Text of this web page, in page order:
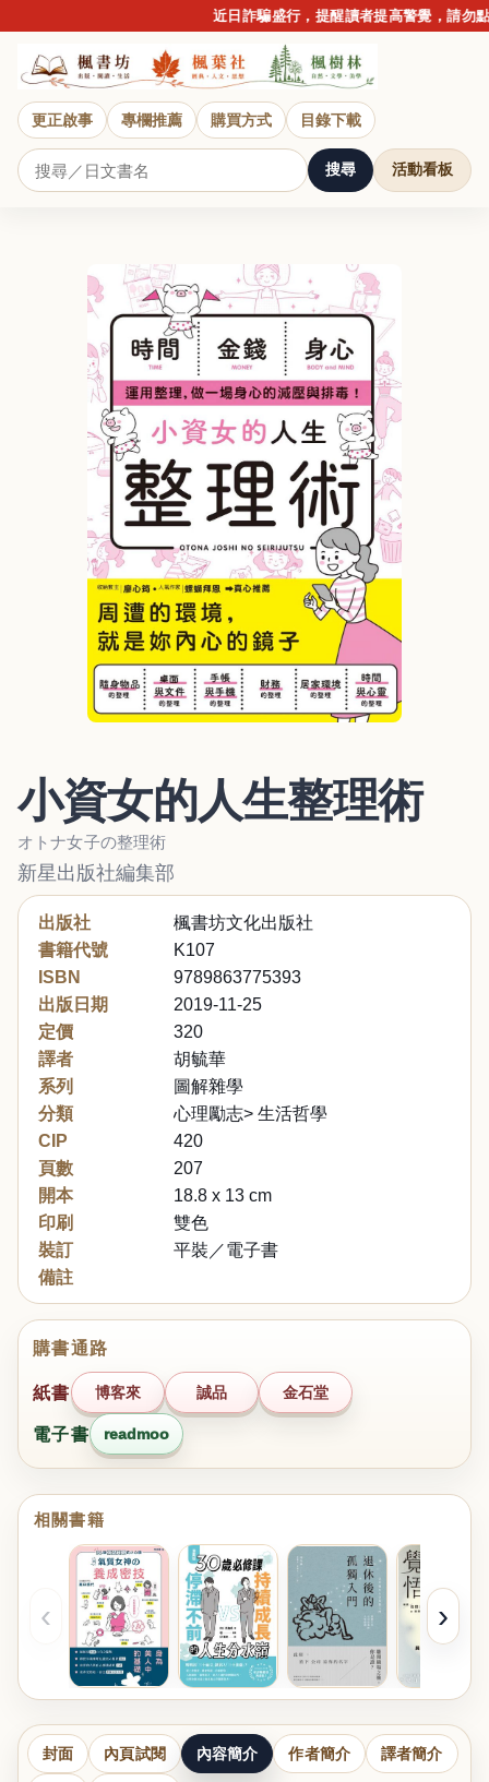
近日詐騙盛行，提醒讀者提高警覺，請勿點
更正啟事 專欄推薦 購買方式 目錄下載
搜尋 活動看板
小資女的人生整理術
オトナ女子の整理術
新星出版社編集部
出版社
楓書坊文化出版社
書籍代號
K107
ISBN
9789863775393
出版日期
2019-11-25
定價
320
譯者
胡毓華
系列
圖解雜學
分類
心理勵志> 生活哲學
CIP
420
頁數
207
開本
18.8 x 13 cm
印刷
雙色
裝訂
平裝／電子書
備註
購書通路
紙書 博客來 誠品 金石堂
電子書 readmoo
相關書籍
‹ ›
封面 內頁試閱 內容簡介 作者簡介 譯者簡介